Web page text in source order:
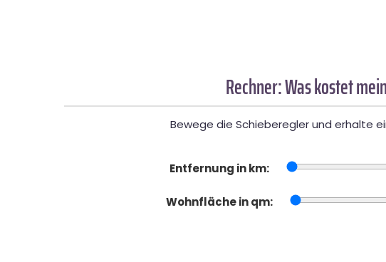
Rechner: Was kostet
Bewege die Schieberegler und erhalte
Entfernung in km:
Wohnfläche in qm: